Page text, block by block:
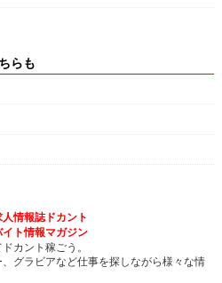
らも
情報誌ドカント
ト情報マガジン
カント稼ごう。
グラビアなど仕事を探しながら様々な情